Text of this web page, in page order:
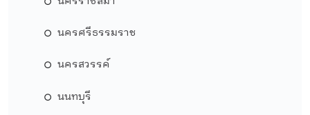
นครศรีธรรมราช
นครสวรรค์
นนทบุรี